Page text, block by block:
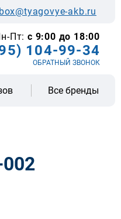
box@tyagovye-akb.ru
Пт: с 9:00 до 18:00
104-99-34
ОБРАТНЫЙ ЗВОНОК
Все бренды